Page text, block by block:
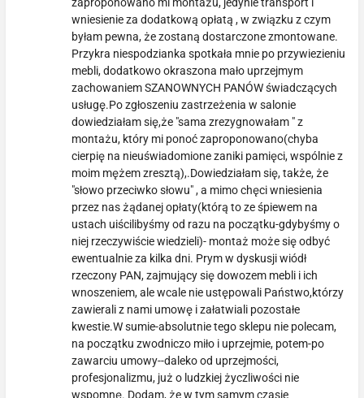
wniesienie za dodatkową opłatą , w związku z czym
byłam pewna, że zostaną dostarczone zmontowane.
Przykra niespodzianka spotkała mnie po przywiezieniu
mebli, dodatkowo okraszona mało uprzejmym
zachowaniem SZANOWNYCH PANÓW świadczących
usługę.Po zgłoszeniu zastrzeżenia w salonie
dowiedziałam się,że "sama zrezygnowałam " z
montażu, który mi ponoć zaproponowano(chyba
cierpię na nieuświadomione zaniki pamięci, wspólnie z
moim mężem zresztą),.Dowiedziałam się, także, że
"słowo przeciwko słowu" , a mimo chęci wniesienia
przez nas żądanej opłaty(którą to ze śpiewem na
ustach uiścilibyśmy od razu na początku-gdybyśmy o
niej rzeczywiście wiedzieli)- montaż może się odbyć
ewentualnie za kilka dni. Prym w dyskusji wiódł
rzeczony PAN, zajmujący się dowozem mebli i ich
wnoszeniem, ale wcale nie ustępowali Państwo,którzy
zawierali z nami umowę i załatwiali pozostałe
kwestie.W sumie-absolutnie tego sklepu nie polecam,
na początku zwodniczo miło i uprzejmie, potem-po
zawarciu umowy--daleko od uprzejmości,
profesjonalizmu, już o ludzkiej życzliwości nie
wspomnę. Dodam, że w tym samym czasie